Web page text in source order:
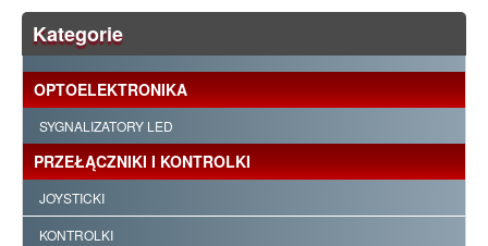
Kategorie
OPTOELEKTRONIKA
SYGNALIZATORY LED
PRZEŁĄCZNIKI I KONTROLKI
JOYSTICKI
KONTROLKI